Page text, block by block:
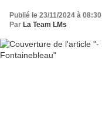
Publié le 23/11/2024 à 08:30
Par La Team LMs